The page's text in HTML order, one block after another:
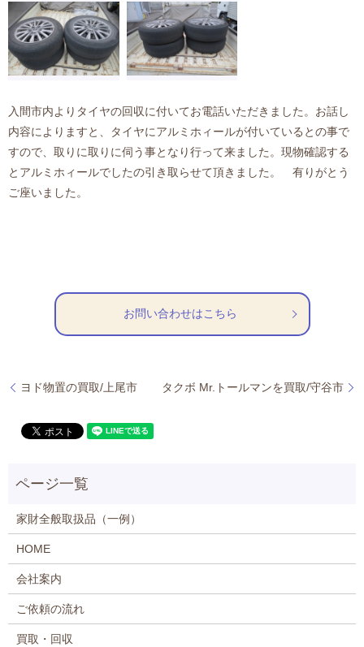
入間市内よりタイヤの回収に付いてお電話いただきました。お話し
内容によりますと、タイヤにアルミホィールが付いているとの事で
すので、取りに取りに伺う事となり行って来ました。現物確認する
とアルミホィールでしたの引き取らせて頂きました。 有りがとう
ご座いました。
お問い合わせはこちら
ヨド物置の買取/上尾市 タクボ Mr.トールマンを買取/守谷市
家財全般取扱品（一例）
HOME
会社案内
ご依頼の流れ
買取・回収